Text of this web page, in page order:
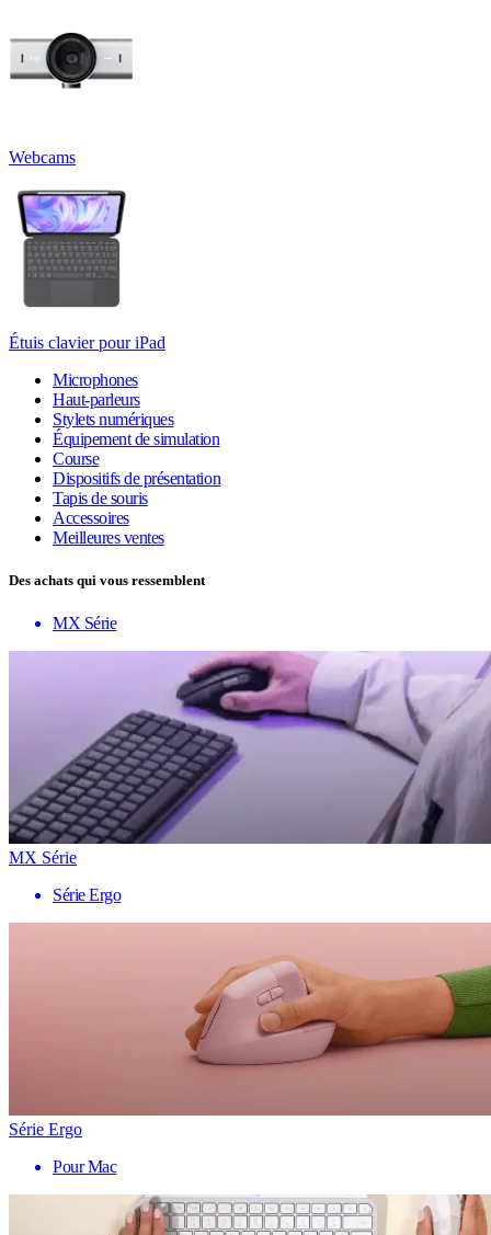
Webcams
Étuis clavier pour iPad
Microphones
Haut-parleurs
Stylets numériques
Équipement de simulation
Course
Dispositifs de présentation
Tapis de souris
Accessoires
Meilleures ventes
Des achats qui vous ressemblent
MX Série
MX Série
Série Ergo
Série Ergo
Pour Mac